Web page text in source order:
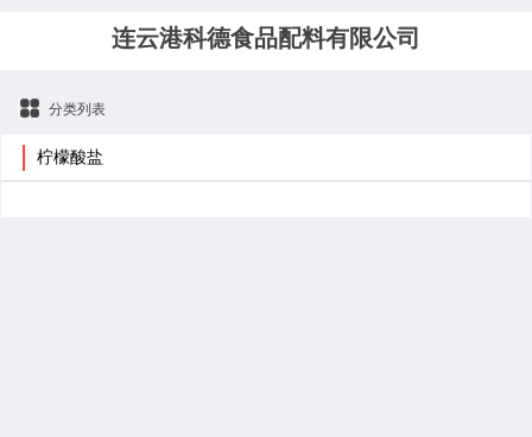
连云港科德食品配料有限公司
分类列表
柠檬酸盐